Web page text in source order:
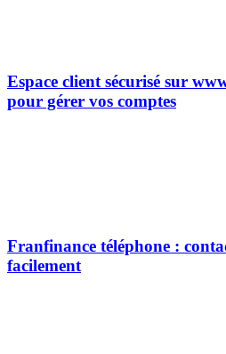
Espace client sécurisé sur
pour gérer vos comptes
Franfinance téléphone :
facilement